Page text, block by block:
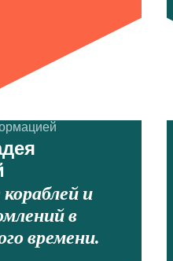
и
в
времени.